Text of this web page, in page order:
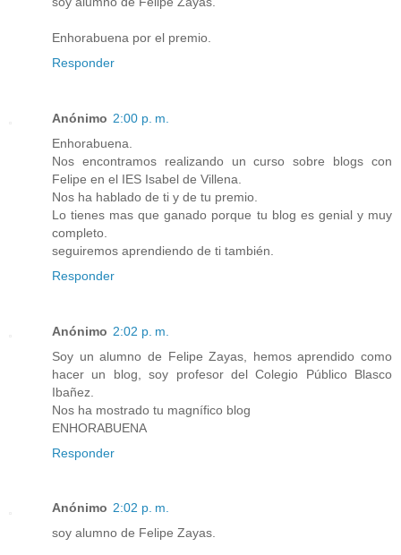
Enhorabuena por el premio.
Responder
Anónimo 2:00 p. m.
Enhorabuena.
Nos encontramos realizando un curso sobre blogs con
Felipe en el IES Isabel de Villena.
Nos ha hablado de ti y de tu premio.
Lo tienes mas que ganado porque tu blog es genial y muy
completo.
seguiremos aprendiendo de ti también.
Responder
Anónimo 2:02 p. m.
Soy un alumno de Felipe Zayas, hemos aprendido como
hacer un blog, soy profesor del Colegio Público Blasco
Ibañez.
Nos ha mostrado tu magnífico blog
ENHORABUENA
Responder
Anónimo 2:02 p. m.
soy alumno de Felipe Zayas.